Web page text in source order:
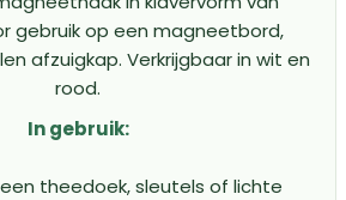
gebruik op een magneetbord,
afzuigkap. Verkrijgbaar in wit en
rood.
In gebruik:
theedoek, sleutels of lichte